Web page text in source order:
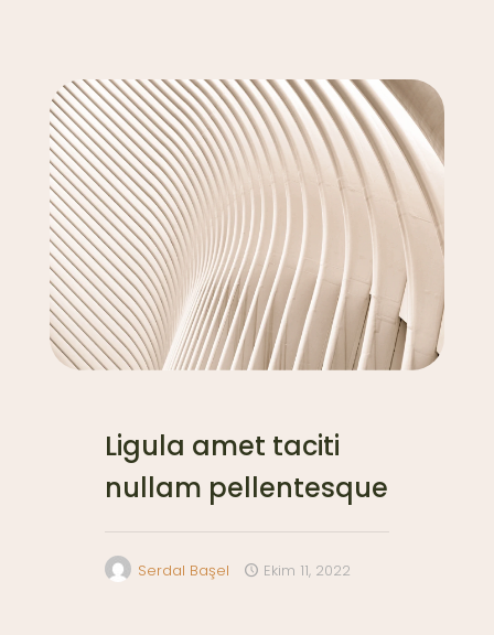
Ligula amet taciti
nullam pellentesque
Serdal Başel Ekim 11, 2022